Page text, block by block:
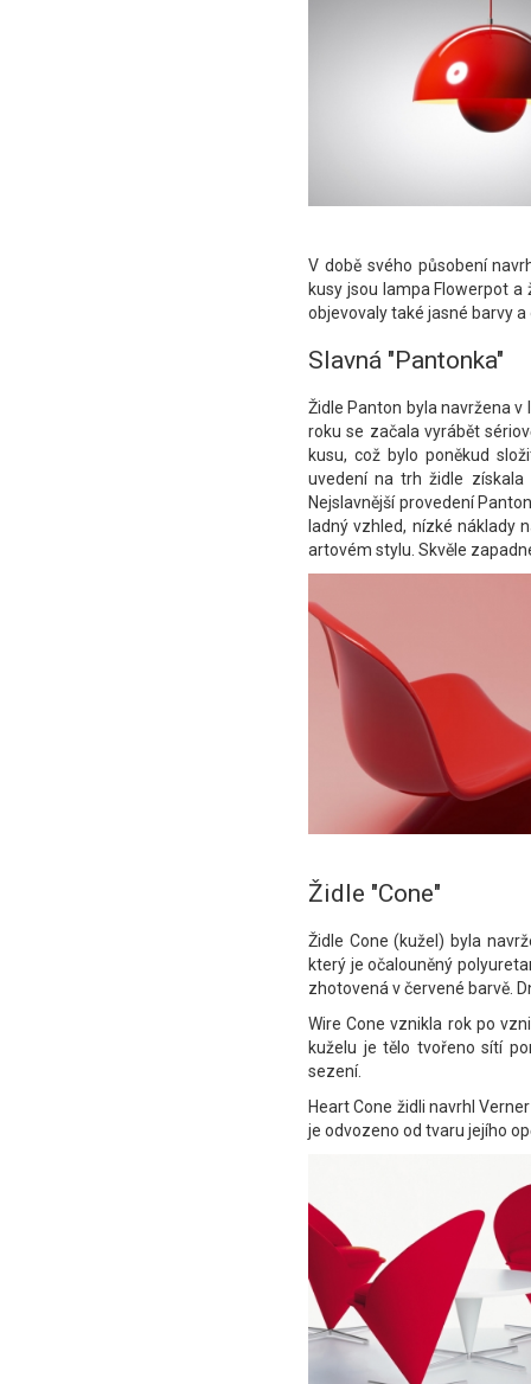
V době svého působení
kusy jsou lampa Flowerpot
objevovaly také jasné barvy
Slavná "Pantonka"
Židle Panton byla navržena
roku se začala vyrábět
kusu, což bylo poněkud
uvedení na trh židle
Nejslavnější provedení
ladný vzhled, nízké náklady
artovém stylu. Skvěle
Židle "Cone"
Židle Cone (kužel) byla
který je očalouněný
zhotovená v červené barvě.
Wire Cone vznikla rok po
kuželu je tělo tvořeno sítí
sezení.
Heart Cone židli navrhl
je odvozeno od tvaru jejího